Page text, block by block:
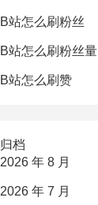
B站怎么刷粉丝
B站怎么刷粉丝量
B站怎么刷赞
归档
2026 年 8 月
2026 年 7 月